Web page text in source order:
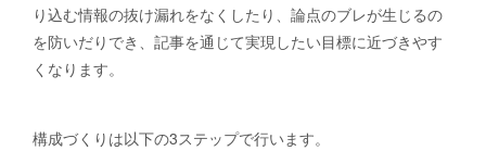
り込む情報の抜け漏れをなくしたり、論点のブレが生じるの
を防いだりでき、記事を通じて実現したい目標に近づきやす
くなります。
構成づくりは以下の3ステップで行います。